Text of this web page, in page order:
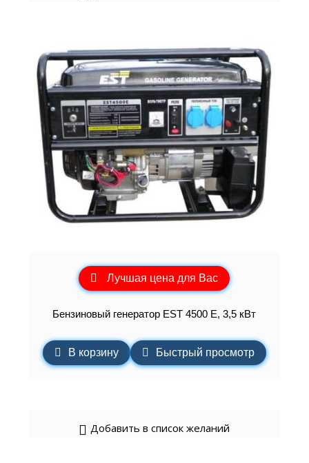
Лучшая цена для Вас
Бензиновый генератор EST 4500 Е, 3,5 кВт
В корзину Быстрый просмотр
Добавить в список желаний